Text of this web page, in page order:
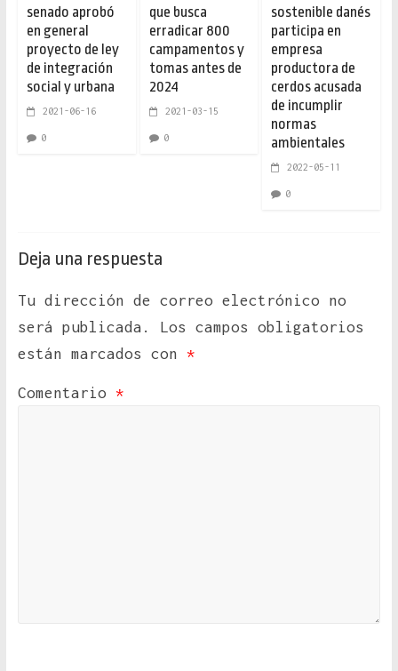
senado aprobó
en general
proyecto de ley
de integración
social y urbana
2021-06-16
0
que busca
erradicar 800
campamentos y
tomas antes de
2024
2021-03-15
0
sostenible danés
participa en
empresa
productora de
cerdos acusada
de incumplir
normas
ambientales
2022-05-11
0
Deja una respuesta
Tu dirección de correo electrónico no
será publicada.
Los campos obligatorios
están marcados con *
Comentario *